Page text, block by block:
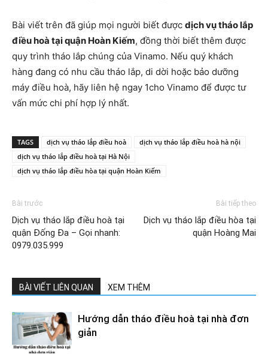
Bài viết trên đã giúp mọi người biết được dịch vụ tháo lắp
điều hoà tại quận Hoàn Kiếm, đồng thời biết thêm được
quy trình tháo lắp chúng của Vinamo. Nếu quý khách
hàng đang có nhu cầu tháo lắp, di dời hoặc bảo dưỡng
máy điều hoà, hãy liên hệ ngay 1cho Vinamo để được tư
vấn mức chi phí hợp lý nhất.
TAGS dịch vụ tháo lắp điều hoà
dịch vụ tháo lắp điều hoà hà nội
dịch vụ tháo lắp điều hoà tại Hà Nội
dịch vụ tháo lắp điều hòa tại quận Hoàn Kiếm
Bài trước
Dịch vụ tháo lắp điều hoà tại
quận Đống Đa – Gọi nhanh:
0979.035.999
Bài tiếp theo
Dịch vụ tháo lắp điều hòa tại
quận Hoàng Mai
BÀI VIẾT LIÊN QUAN XEM THÊM
Hướng dẫn tháo điều hoà tại nhà đơn
giản